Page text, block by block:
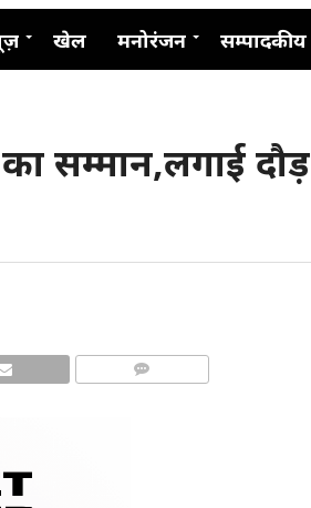
खेल मनोरंजन सम्पादकीय
सम्मान,लगाई दौड़